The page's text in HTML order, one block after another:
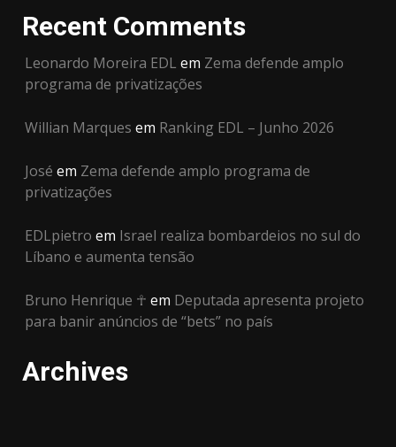
Recent Comments
Leonardo Moreira EDL em Zema defende amplo
programa de privatizações
Willian Marques em Ranking EDL – Junho 2026
José em Zema defende amplo programa de
privatizações
EDLpietro em Israel realiza bombardeios no sul do
Líbano e aumenta tensão
Bruno Henrique ☥ em Deputada apresenta projeto
para banir anúncios de “bets” no país
Archives